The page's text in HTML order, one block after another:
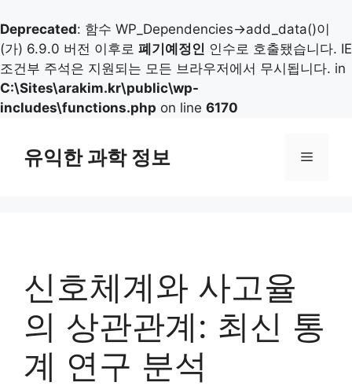
Deprecated: 함수 WP_Dependencies->add_data()이
(가) 6.9.0 버전 이후로 폐기예정인 인수로 호출됐습니다. IE
조건부 주석은 지원되는 모든 브라우저에서 무시됩니다. in
C:\Sites\arakim.kr\public\wp-
includes\functions.php on line 6170
유익한 과학 정보 메
신호체계와 사고율
의 상관관계: 최신 통
계 연구 분석